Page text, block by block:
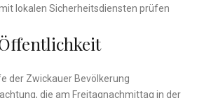
lokalen Sicherheitsdiensten prüfen
der Zwickauer Bevölkerung
die am Freitagnachmittag in der